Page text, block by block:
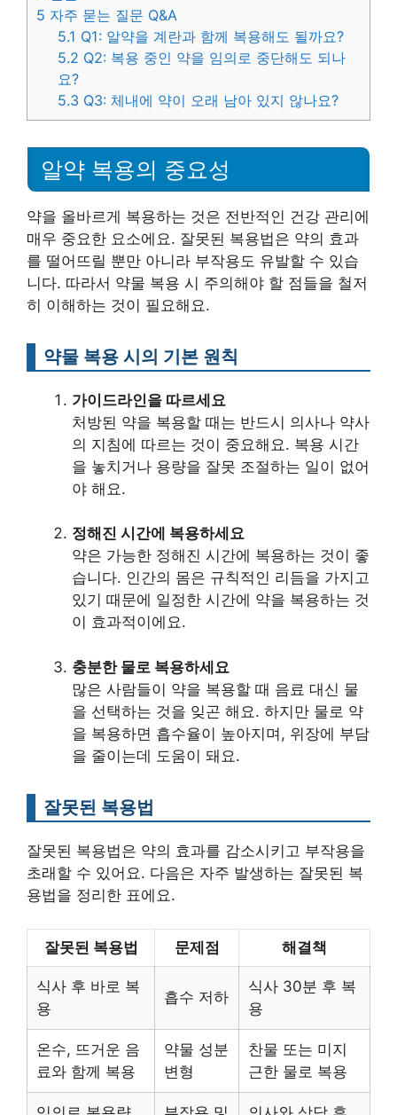
5 자주 묻는 질문 Q&A
5.1 Q1: 알약을 계란과 함께 복용해도 될까요?
5.2 Q2: 복용 중인 약을 임의로 중단해도 되나
요?
5.3 Q3: 체내에 약이 오래 남아 있지 않나요?
알약 복용의 중요성
약을 올바르게 복용하는 것은 전반적인 건강 관리에
매우 중요한 요소에요. 잘못된 복용법은 약의 효과
를 떨어뜨릴 뿐만 아니라 부작용도 유발할 수 있습
니다. 따라서 약물 복용 시 주의해야 할 점들을 철저
히 이해하는 것이 필요해요.
약물 복용 시의 기본 원칙
가이드라인을 따르세요
처방된 약을 복용할 때는 반드시 의사나 약사
의 지침에 따르는 것이 중요해요. 복용 시간
을 놓치거나 용량을 잘못 조절하는 일이 없어
야 해요.
정해진 시간에 복용하세요
약은 가능한 정해진 시간에 복용하는 것이 좋
습니다. 인간의 몸은 규칙적인 리듬을 가지고
있기 때문에 일정한 시간에 약을 복용하는 것
이 효과적이에요.
충분한 물로 복용하세요
많은 사람들이 약을 복용할 때 음료 대신 물
을 선택하는 것을 잊곤 해요. 하지만 물로 약
을 복용하면 흡수율이 높아지며, 위장에 부담
을 줄이는데 도움이 돼요.
잘못된 복용법
잘못된 복용법은 약의 효과를 감소시키고 부작용을
초래할 수 있어요. 다음은 자주 발생하는 잘못된 복
용법을 정리한 표에요.
잘못된 복용법 문제점 해결책
식사 후 바로 복
용
흡수 저하
식사 30분 후 복
용
온수, 뜨거운 음
료와 함께 복용
약물 성분
변형
찬물 또는 미지
근한 물로 복용